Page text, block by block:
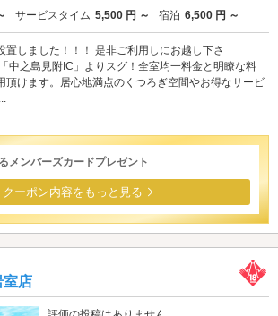
サービスタイム 5,500 円 ～ 宿泊 6,500 円 ～
置しました！！！ 是非ご利用しにお越し下さ
中之島見附IC」よりスグ！全室均一料金と明瞭な料
頂けます。居心地満点のくつろぎ空間やお得なサービ
メンバーズカードプレゼント
クーポン内容をもっと見る
室店